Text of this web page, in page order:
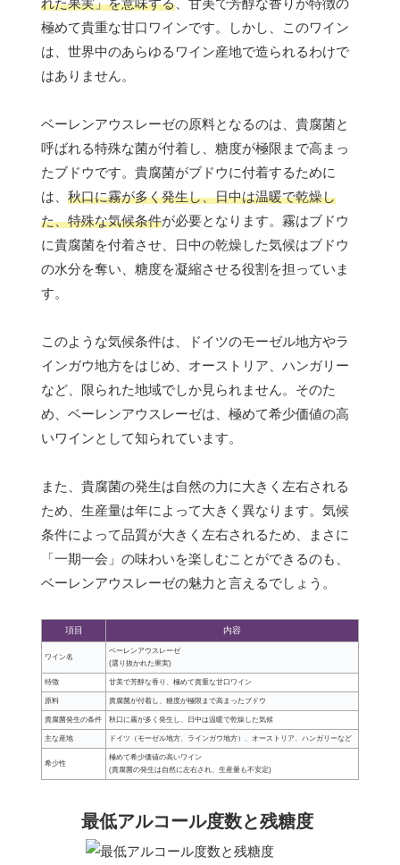
れた果実」を意味する 、甘美で芳醇な香りが特徴の
極めて貴重な甘口ワインです。しかし、このワイン
は、世界中のあらゆるワイン産地で造られるわけで
はありません。
ベーレンアウスレーゼの原料となるのは、貴腐菌と
呼ばれる特殊な菌が付着し、糖度が極限まで高まっ
たブドウです。貴腐菌がブドウに付着するために
は、 秋口に霧が多く発生し、日中は温暖で乾燥し
た、特殊な気候条件が必要となります。霧はブドウ
に貴腐菌を付着させ、日中の乾燥した気候はブドウ
の水分を奪い、糖度を凝縮させる役割を担っていま
す。
このような気候条件は、ドイツのモーゼル地方やラ
インガウ地方をはじめ、オーストリア、ハンガリー
など、限られた地域でしか見られません。そのた
め、ベーレンアウスレーゼは、極めて希少価値の高
いワインとして知られています。
また、貴腐菌の発生は自然の力に大きく左右される
ため、生産量は年によって大きく異なります。気候
条件によって品質が大きく左右されるため、まさに
「一期一会」の味わいを楽しむことができるのも、
ベーレンアウスレーゼの魅力と言えるでしょう。
項目 内容
ワイン名
ベーレンアウスレーゼ
(選り抜かれた果実)
特徴 甘美で芳醇な香り、極めて貴重な甘口ワイン
原料 貴腐菌が付着し、糖度が極限まで高まったブドウ
貴腐菌発生の条件 秋口に霧が多く発生し、日中は温暖で乾燥した気候
主な産地 ドイツ（モーゼル地方、ラインガウ地方）、オーストリア、ハンガリーなど
希少性
極めて希少価値の高いワイン
(貴腐菌の発生は自然に左右され、生産量も不安定)
最低アルコール度数と残糖度